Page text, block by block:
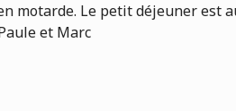
Le petit déjeuner est
et Marc